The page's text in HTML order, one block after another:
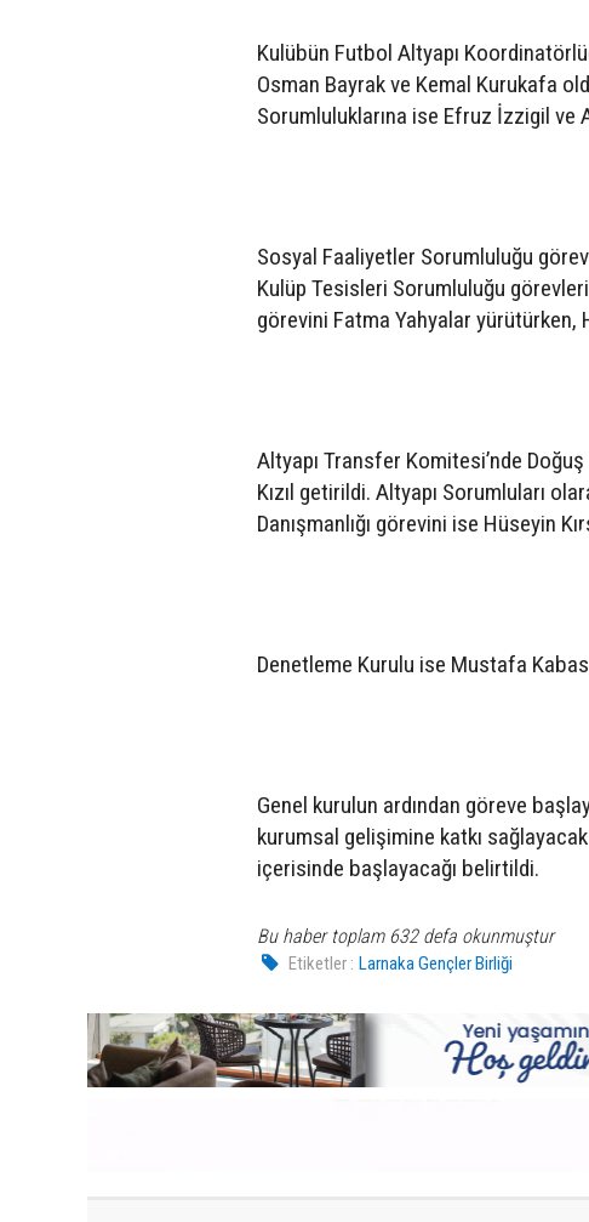
Kulübün Futbol Altyapı
Osman Bayrak ve Kemal Kurukafa
Sorumluluklarına ise Efruz İzzigil ve
Sosyal Faaliyetler Sorumluluğu
Kulüp Tesisleri Sorumluluğu
görevini Fatma Yahyalar yürütürken,
Altyapı Transfer Komitesi’nde
Kızıl getirildi. Altyapı Sorumluları
Danışmanlığı görevini ise Hüseyin
Denetleme Kurulu ise Mustafa
Genel kurulun ardından göreve
kurumsal gelişimine katkı
içerisinde başlayacağı belirtildi.
Bu haber toplam 632 defa okunmuştur
Etiketler : Larnaka Gençler Birliği
S